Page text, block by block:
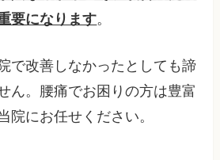
要になります。
で改善しなかったとしても諦
ん。腰痛でお困りの方は豊富
院にお任せください。